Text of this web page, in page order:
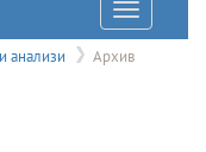
Отваряне
на
анализи Архив